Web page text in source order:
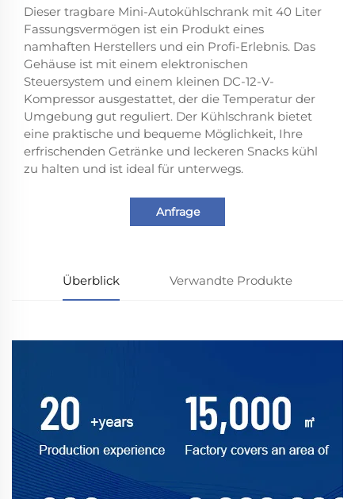
Dieser tragbare Mini-Autokühlschrank mit 40 Liter
Fassungsvermögen ist ein Produkt eines
namhaften Herstellers und ein Profi-Erlebnis. Das
Gehäuse ist mit einem elektronischen
Steuersystem und einem kleinen DC-12-V-
Kompressor ausgestattet, der die Temperatur der
Umgebung gut reguliert. Der Kühlschrank bietet
eine praktische und bequeme Möglichkeit, Ihre
erfrischenden Getränke und leckeren Snacks kühl
zu halten und ist ideal für unterwegs.
Anfrage
Überblick Verwandte Produkte